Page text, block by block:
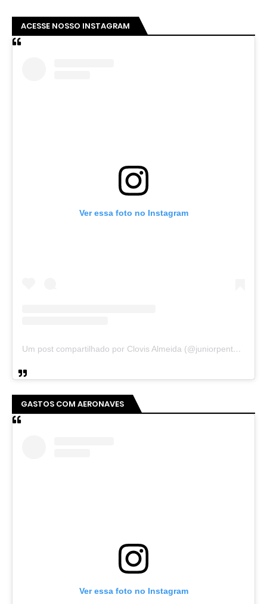
ACESSE NOSSO INSTAGRAM
Ver essa foto no Instagram
Um post compartilhado por Clovis Almeida (@juniorpentecoste01)
GASTOS COM AERONAVES
Ver essa foto no Instagram